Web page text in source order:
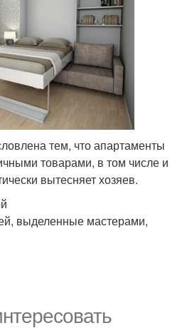
тем, что апартаменты
товарами, в том числе и
вытесняет хозяев.
выделенные мастерами,